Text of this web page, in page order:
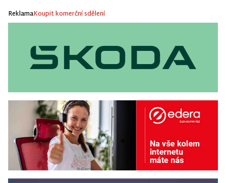
ReklamaKoupit komerční sdělení